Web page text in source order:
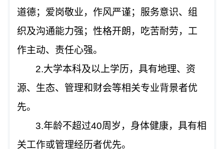
道德；爱岗敬业，作风严谨；服务意识、组
织及沟通能力强；性格开朗，吃苦耐劳，工
作主动、责任心强。
2.大学本科及以上学历，具有地理、资
源、生态、管理和财会等相关专业背景者优
先。
3.年龄不超过40周岁，身体健康，具有相
关工作或管理经历者优先。